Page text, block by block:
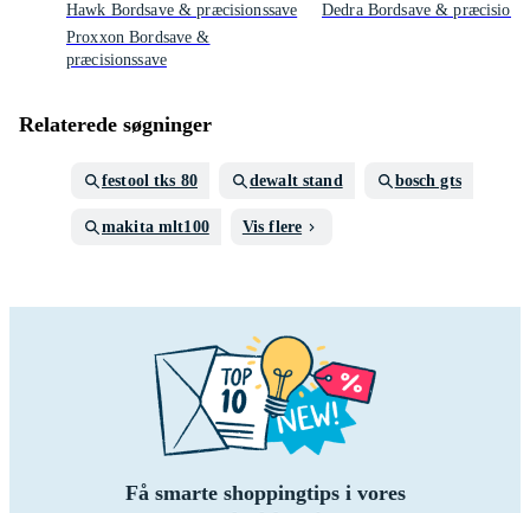
Hawk Bordsave & præcisionssave
Proxxon Bordsave &
præcisionssave
Dedra Bordsave &
Relaterede søgninger
festool tks 80 dewalt stand bosch gts
makita mlt100 Vis flere
Få smarte shoppingtips i vores